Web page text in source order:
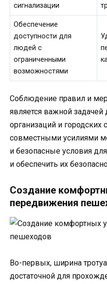
сигнализации
Обеспечение
доступности для
людей с
ограниченными
возможностями
Соблюдение правил и мер
является важной
организаций и городских
совместными усилиями
и безопасные условия
и обеспечить их
Создание
передвижения
Во-первых, ширина
достаточной для